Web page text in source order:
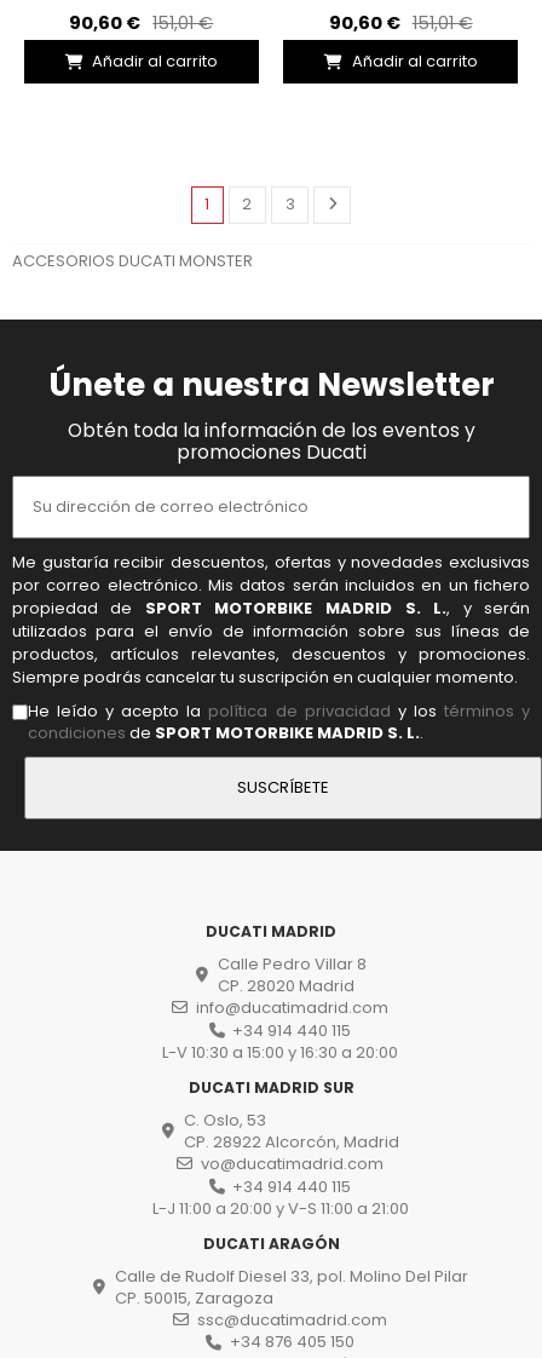
90,60 € 151,01 €
Añadir al carrito
90,60 € 151,01 €
Añadir al carrito
1 2 3
ACCESORIOS DUCATI MONSTER
Únete a nuestra Newsletter
Obtén toda la información de los eventos y
promociones Ducati
Me gustaría recibir descuentos, ofertas y novedades exclusivas
por correo electrónico. Mis datos serán incluidos en un fichero
propiedad de SPORT MOTORBIKE MADRID S. L., y serán
utilizados para el envío de información sobre sus líneas de
productos, artículos relevantes, descuentos y promociones.
Siempre podrás cancelar tu suscripción en cualquier momento.
He leído y acepto la política de privacidad y lostérminos y
condiciones de SPORT MOTORBIKE MADRID S. L..
DUCATI MADRID
Calle Pedro Villar 8
CP. 28020 Madrid
info@ducatimadrid.com
+34 914 440 115
L-V 10:30 a 15:00 y 16:30 a 20:00
DUCATI MADRID SUR
C. Oslo, 53
CP. 28922 Alcorcón, Madrid
vo@ducatimadrid.com
+34 914 440 115
L-J 11:00 a 20:00 y V-S 11:00 a 21:00
DUCATI ARAGÓN
Calle de Rudolf Diesel 33, pol. Molino Del Pilar
CP. 50015, Zaragoza
ssc@ducatimadrid.com
+34 876 405 150